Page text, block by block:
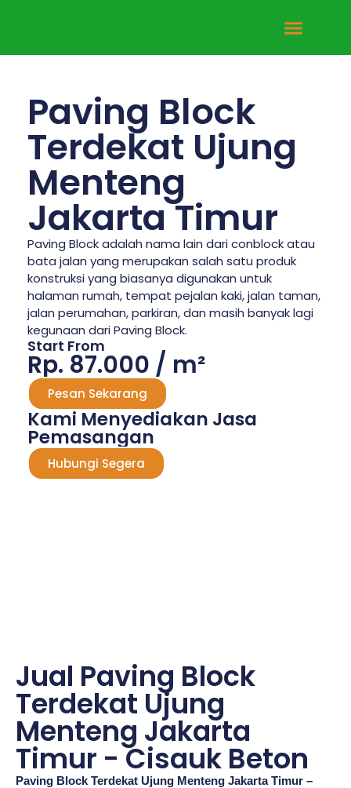
Paving Block
Terdekat Ujung
Menteng
Jakarta Timur
Paving Block adalah nama lain dari conblock atau
bata jalan yang merupakan salah satu produk
konstruksi yang biasanya digunakan untuk
halaman rumah, tempat pejalan kaki, jalan taman,
jalan perumahan, parkiran, dan masih banyak lagi
kegunaan dari Paving Block.
Start From
Rp. 87.000 / m²
Pesan Sekarang
Kami Menyediakan Jasa
Pemasangan
Hubungi Segera
Jual Paving Block
Terdekat Ujung
Menteng Jakarta
Timur - Cisauk Beton
Paving Block Terdekat Ujung Menteng Jakarta Timur –